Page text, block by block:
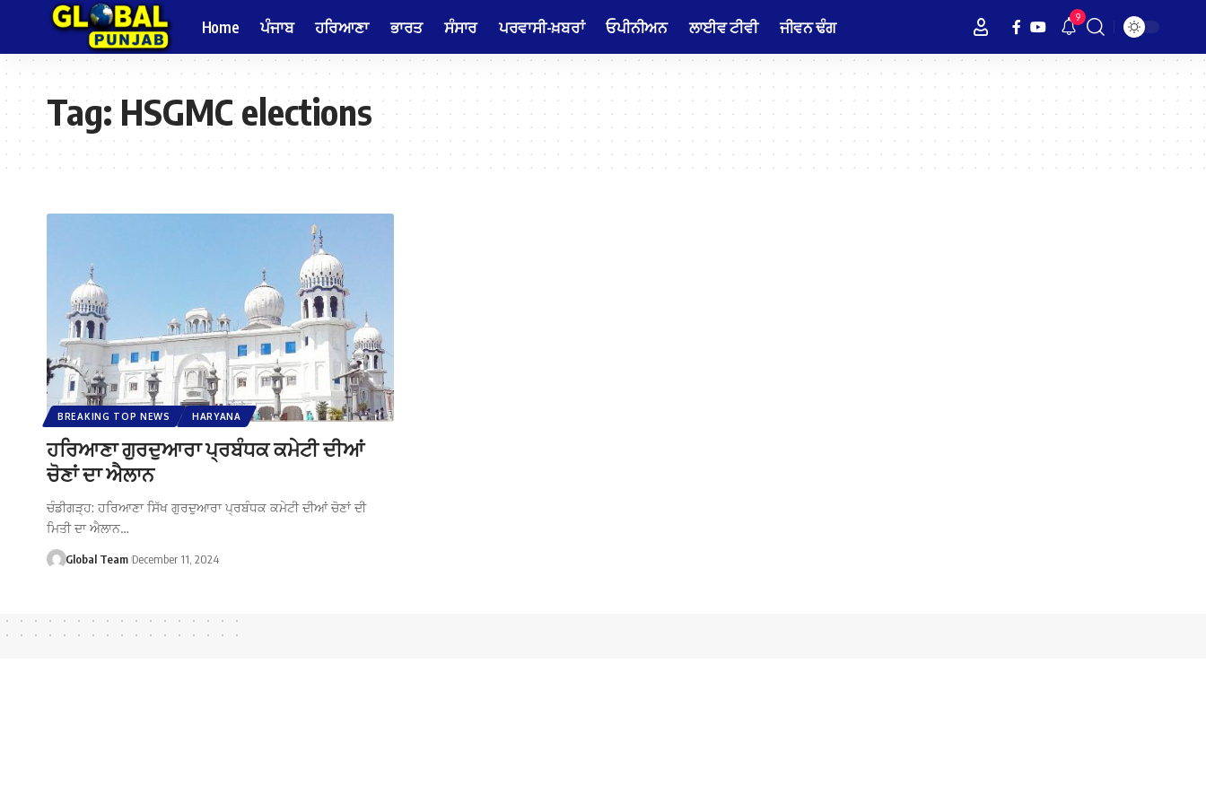
Home ਪੰਜਾਬ ਹਰਿਆਣਾ ਭਾਰਤ ਸੰਸਾਰ ਪਰਵਾਸੀ-ਖ਼ਬਰਾਂ ਓਪੀਨੀਅਨ ਲਾਈਵ ਟੀਵੀ ਜੀਵਨ ਢੰਗ 9
Tag:HSGMC elections
BREAKING TOP NEWS HARYANA
ਹਰਿਆਣਾ ਗੁਰਦੁਆਰਾ ਪ੍ਰਬੰਧਕ ਕਮੇਟੀ ਦੀਆਂ
ਚੋਣਾਂ ਦਾ ਐਲਾਨ
ਚੰਡੀਗੜ੍ਹ: ਹਰਿਆਣਾ ਸਿੱਖ ਗੁਰਦੁਆਰਾ ਪ੍ਰਬੰਧਕ ਕਮੇਟੀ ਦੀਆਂ ਚੋਣਾਂ ਦੀ
ਮਿਤੀ ਦਾ ਐਲਾਨ…
Global Team December 11, 2024